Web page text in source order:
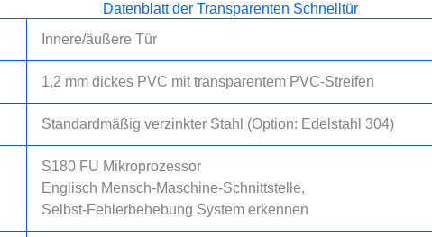
Datenblatt der Transparenten Schnelltür
Innere/äußere Tür
1,2 mm dickes PVC mit transparentem PVC-Streifen
Standardmäßig verzinkter Stahl (Option: Edelstahl 304)
S180 FU Mikroprozessor
Englisch Mensch-Maschine-Schnittstelle,
Selbst-Fehlerbehebung System erkennen